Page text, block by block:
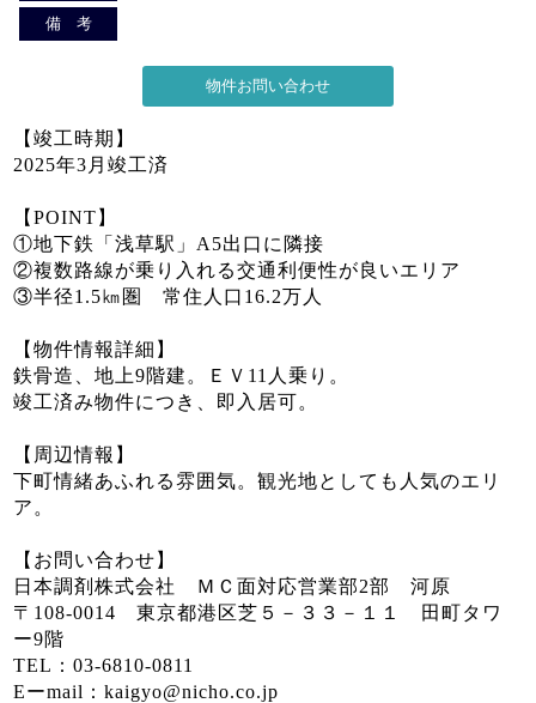
備 考
【竣工時期】
2025年3月竣工済
【POINT】
①地下鉄「浅草駅」A5出口に隣接
②複数路線が乗り入れる交通利便性が良いエリア
③半径1.5㎞圏 常住人口16.2万人
【物件情報詳細】
鉄骨造、地上9階建。ＥＶ11人乗り。
竣工済み物件につき、即入居可。
【周辺情報】
下町情緒あふれる雰囲気。観光地としても人気のエリ
ア。
【お問い合わせ】
日本調剤株式会社 ＭＣ面対応営業部2部 河原
〒108-0014 東京都港区芝５－３３－１１ 田町タワ
ー9階
TEL：03-6810-0811
Eーmail：kaigyo@nicho.co.jp